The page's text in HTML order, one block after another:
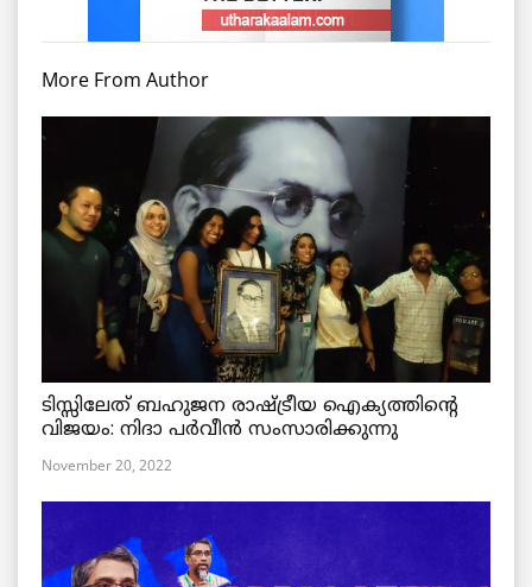
More From Author
ടിസ്സിലേത് ബഹുജന രാഷ്ട്രീയ ഐക്യത്തിന്റെ
വിജയം: നിദാ പർവീൻ സംസാരിക്കുന്നു
November 20, 2022